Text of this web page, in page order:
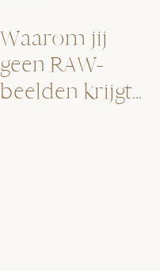
Waarom jij
geen RAW-
beelden krijgt…